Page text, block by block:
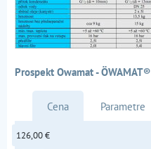
Prospekt Owamat - ÖWAMAT®
Cena Parametre
126,00 €